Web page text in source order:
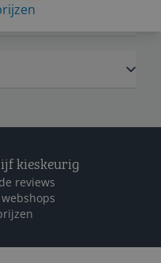
kieskeurig
reviews